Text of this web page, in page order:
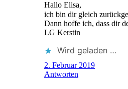
Hallo Elisa,
ich bin dir gleich
Dann hoffe ich, dass dir
LG Kerstin
Wird geladen …
2. Februar 2019
Antworten